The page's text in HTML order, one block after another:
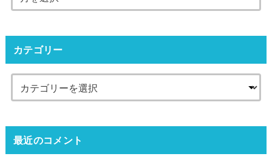
カテゴリー
最近のコメント